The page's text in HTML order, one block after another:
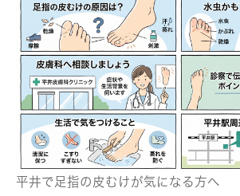
平井で足指の皮むけが気になる方へ